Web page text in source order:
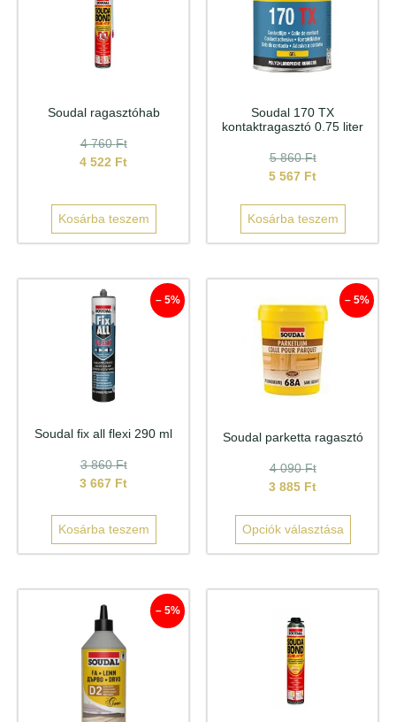
Soudal ragasztóhab
4 760Ft
4 522 Ft
Kosárba teszem
Soudal 170 TX
kontaktragasztó 0.75 liter
5 860Ft
5 567 Ft
Kosárba teszem
– 5%
Soudal fix all flexi 290 ml
3 860Ft
3 667 Ft
Kosárba teszem
– 5%
Soudal parketta ragasztó
4 090Ft
3 885 Ft
Opciók választása
– 5%